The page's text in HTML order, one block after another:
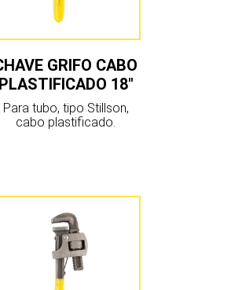
GRIFO CABO
PLASTIFICADO 18″
Para tubo, tipo Stillson,
cabo plastificado.